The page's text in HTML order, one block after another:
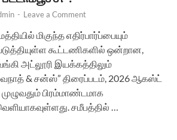
- Leave a Comment
மிகுந்த எதிர்பார்ப்பையும்
கூட்டணிகளில் ஒன்றான,
அட்லூரி இயக்கத்திலும்
& சன்ஸ்” திரைப்படம், 2026 ஆகஸ்ட்
பிரம்மாண்டமாக
சமீபத்தில் …